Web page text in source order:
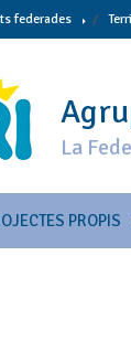
federades
La
PROPIS